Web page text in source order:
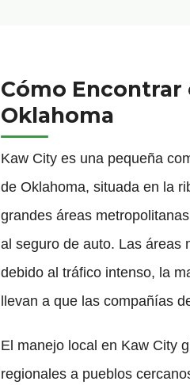
Cómo Encontrar
Oklahoma
Kaw City es una pequeña
de Oklahoma, situada en la
grandes áreas
al seguro de auto. Las áreas
debido al tráfico intenso, la
llevan a que las compañías
El manejo local en Kaw City
regionales a pueblos